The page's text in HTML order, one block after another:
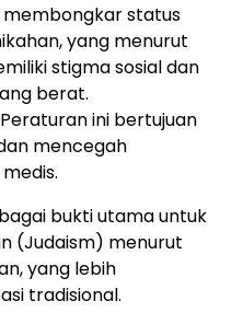
membongkar status
yang menurut
stigma sosial dan
berat.
ini bertujuan
mencegah
bukti utama untuk
(Judaism) menurut
yang lebih
tradisional.